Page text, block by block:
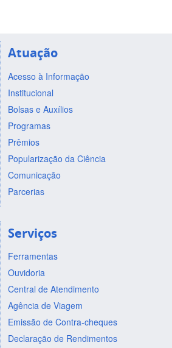
Atuação
Acesso à Informação
Institucional
Bolsas e Auxílios
Programas
Prêmios
Popularização da Ciência
Comunicação
Parcerias
Serviços
Ferramentas
Ouvidoria
Central de Atendimento
Agência de Viagem
Emissão de Contra-cheques
Declaração de Rendimentos